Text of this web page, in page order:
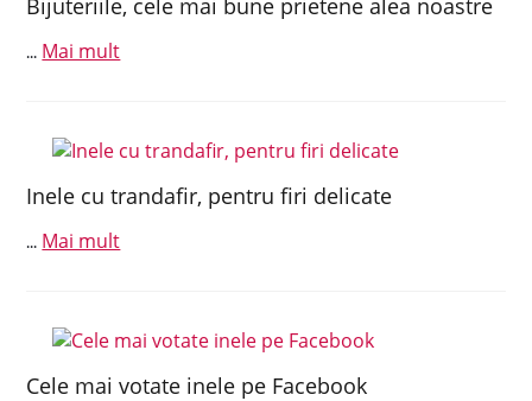
Bijuteriile, cele mai bune prietene alea noastre
... Mai mult
Inele cu trandafir, pentru firi delicate
... Mai mult
Cele mai votate inele pe Facebook